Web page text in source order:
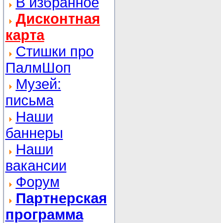
Дисконтная
карта
Стишки про
ПалмШоп
Музей:
письма
Наши
баннеры
Наши
вакансии
Форум
Партнерская
программа